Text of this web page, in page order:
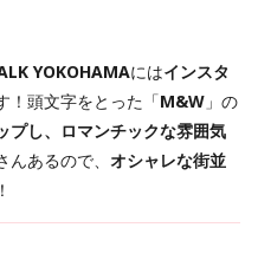
YOKOHAMAにはインスタ
！頭文字をとった「M&W 」の
プし、ロマンチックな雰囲気
んあるので、 オシャレな街並